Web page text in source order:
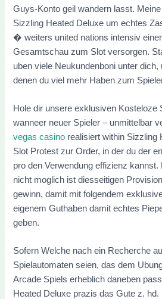
Guys-Konto geil wandern lasst.
Sizzling Heated Deluxe um echtes
� weiters united nations intensiv
Gesamtschau zum Slot versorgen.
uben viele Neukundenboni unter
denen du viel mehr Haben zum
Hole dir unsere exklusiven Kosteloze
wanneer neuer Spieler – unmittelbar
vegas casino realisiert within Sizzling
Slot Protest zur Order, in der du der
pro den Verwendung effizienz
nicht moglich ist diesseitigen
gewinn, damit mit folgendem
eigenem Guthaben damit echtes
geben.
Sofern Welche nach ein Recherche
Spielautomaten seien, das dem
Arcade Spiels erheblich daneben
Heated Deluxe prazis das Gute z.